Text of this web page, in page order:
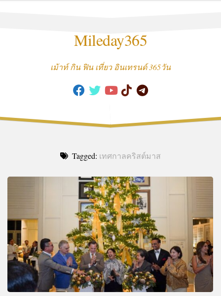
Mileday365
เม้าท์ กิน ฟิน เที่ยว อินเทรนด์ 365วัน
Tagged: เทศกาลคริสต์มาส